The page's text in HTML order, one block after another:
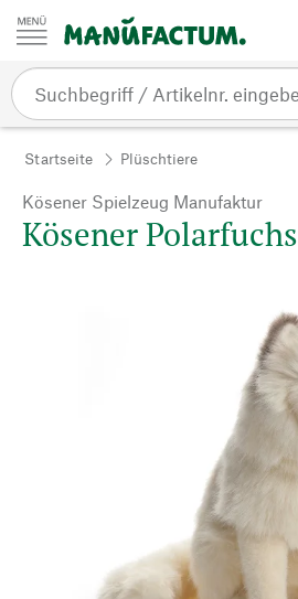
Zum Inhalt springen
Startseite Plüschtiere
Kösener Spielzeug Manufaktur
Kösener Polarfuchs